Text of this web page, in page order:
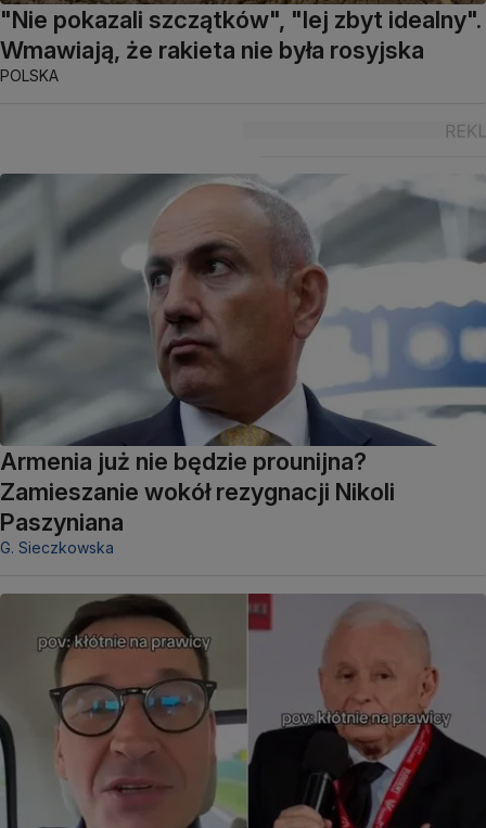
"Nie pokazali szczątków", "lej zbyt idealny".
Wmawiają, że rakieta nie była rosyjska
POLSKA
Armenia już nie będzie prounijna?
Zamieszanie wokół rezygnacji Nikoli
Paszyniana
G. Sieczkowska